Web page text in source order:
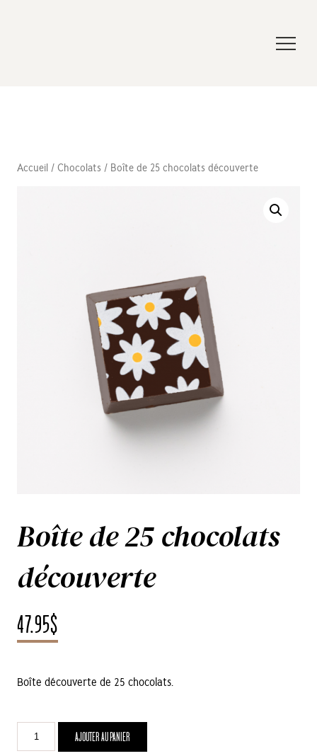
Accueil /Chocolats / Boîte de 25 chocolats découverte
Boîte de 25 chocolats
découverte
47.95$
Boîte découverte de 25 chocolats.
quantité
de
AJOUTER AU PANIER